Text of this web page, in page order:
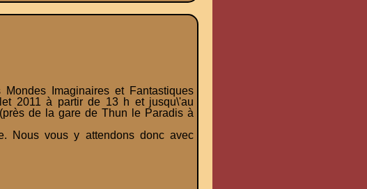
Imaginaires et Fantastiques
2011 à partir de 13 h et jusqu\'au
de la gare de Thun le Paradis à
Nous vous y attendons donc avec